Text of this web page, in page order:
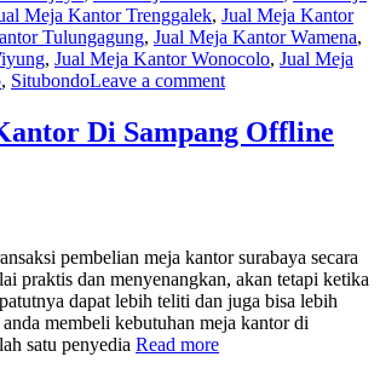
Meja Kantor Trenggalek, Jual Meja Kantor
Tulungagung, Jual Meja Kantor Wamena,
, Jual Meja Kantor Wonocolo, Jual Meja
, SitubondoLeave a comment
Di Sampang Offline
pembelian meja kantor surabaya secara
praktis dan menyenangkan, akan tetapi ketika
dapat lebih teliti dan juga bisa lebih
membeli kebutuhan meja kantor di
satu penyedia Read more